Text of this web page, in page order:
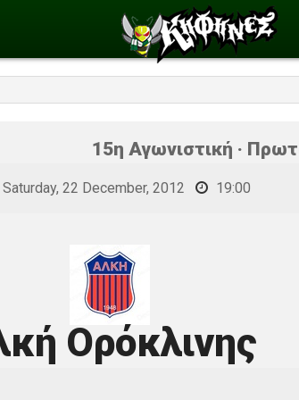
15η Αγωνιστική ·
Saturday, 22 December, 2012 19:00
Ορόκλινης